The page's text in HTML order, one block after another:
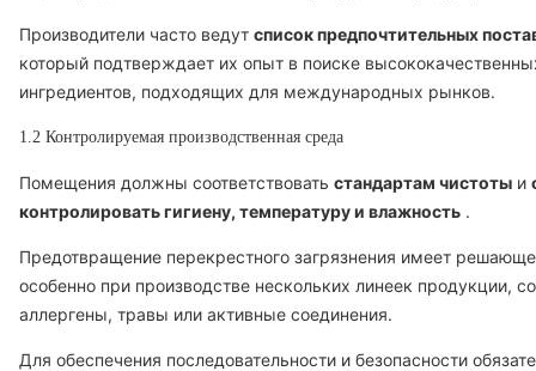
Производители часто ведут список предпочтительных
который подтверждает их опыт в поиске
ингредиентов, подходящих для международных рынков.
1.2 Контролируемая производственная среда
Помещения должны соответствовать стандартам чистоты и
контролировать гигиену, температуру и влажность .
Предотвращение перекрестного загрязнения имеет
особенно при производстве нескольких линеек продукции,
аллергены, травы или активные соединения.
Для обеспечения последовательности и безопасности